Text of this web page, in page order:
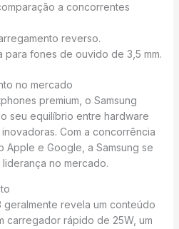
a concorrentes
reverso.
para fones de ouvido de 3,5 mm.
no mercado
premium, o Samsung
seu equilíbrio entre hardware
Com a concorrência
Apple e Google, a Samsung se
no mercado.
geralmente revela um conteúdo
carregador rápido de 25W, um